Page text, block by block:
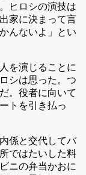
ヒロシの演技は
家に決まって言
んないよ」とい
を演じることに
シは思った。つ
。役者に向いて
トを引き払っ
係と交代してバ
ではたいした料
ニの弁当かおに